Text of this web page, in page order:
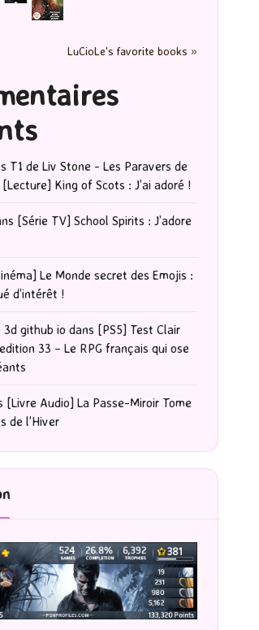
LuCioLe's favorite books »
T1 de Liv Stone - Les Paravers de
[Lecture] King of Scots : J’ai adoré !
[Série TV] School Spirits : J’adore
Le Monde secret des Emojis :
d’intérêt !
github io dans [PS5] Test Clair
33 – Le RPG français qui ose
[Livre Audio] La Passe-Miroir Tome
de l’Hiver